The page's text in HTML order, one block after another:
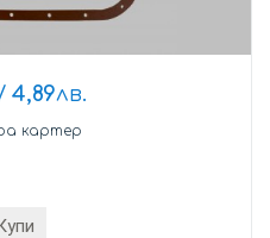
4,89лв.
картер